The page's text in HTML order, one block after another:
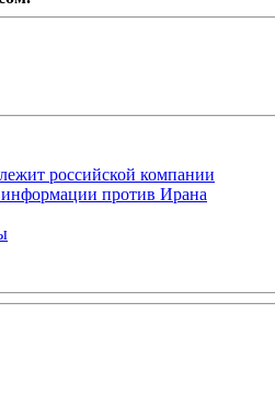
российской компании
информации против Ирана